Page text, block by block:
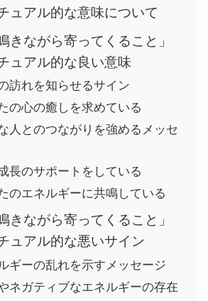
ュアル的な意味について
きながら寄ってくること」
ュアル的な良い意味
訪れを知らせるサイン
の心の癒しを求めている
人とのつながりを強めるメッセ
長のサポートをしている
のエネルギーに共鳴している
きながら寄ってくること」
ュアル的な悪いサイン
ギーの乱れを示すメッセージ
ネガティブなエネルギーの存在